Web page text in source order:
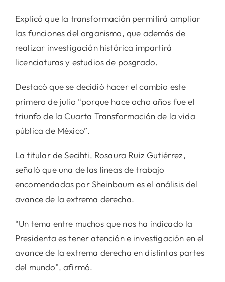
Explicó que la transformación permitirá ampliar
las funciones del organismo, que además de
realizar investigación histórica impartirá
licenciaturas y estudios de posgrado.
Destacó que se decidió hacer el cambio este
primero de julio “porque hace ocho años fue el
triunfo de la Cuarta Transformación de la vida
pública de México”.
La titular de Secihti, Rosaura Ruiz Gutiérrez,
señaló que una de las líneas de trabajo
encomendadas por Sheinbaum es el análisis del
avance de la extrema derecha.
“Un tema entre muchos que nos ha indicado la
Presidenta es tener atención e investigación en el
avance de la extrema derecha en distintas partes
del mundo”, afirmó.